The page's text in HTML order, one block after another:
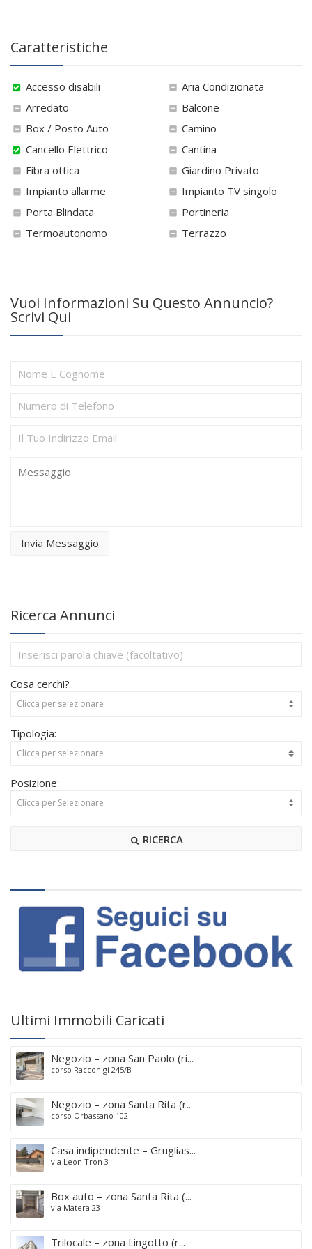
Caratteristiche
Accesso disabili
Aria Condizionata
Arredato
Balcone
Box / Posto Auto
Camino
Cancello Elettrico
Cantina
Fibra ottica
Giardino Privato
Impianto allarme
Impianto TV singolo
Porta Blindata
Portineria
Termoautonomo
Terrazzo
Vuoi Informazioni Su Questo Annuncio?
Scrivi Qui
Invia Messaggio
Ricerca Annunci
Cosa cerchi?
Tipologia:
Posizione:
RICERCA
Ultimi Immobili Caricati
Negozio – zona San Paolo (ri...
corso Racconigi 245/B
Negozio – zona Santa Rita (r...
corso Orbassano 102
Casa indipendente – Gruglias...
via Leon Tron 3
Box auto – zona Santa Rita (...
via Matera 23
Trilocale – zona Lingotto (r...